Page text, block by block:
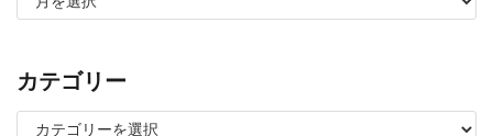
カテゴリー